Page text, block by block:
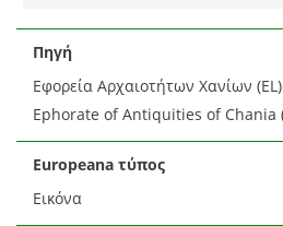
Πηγή
Εφορεία Αρχαιοτήτων Χανίων (EL)
Ephorate of Antiquities of Chania
Europeana τύπος
Εικόνα